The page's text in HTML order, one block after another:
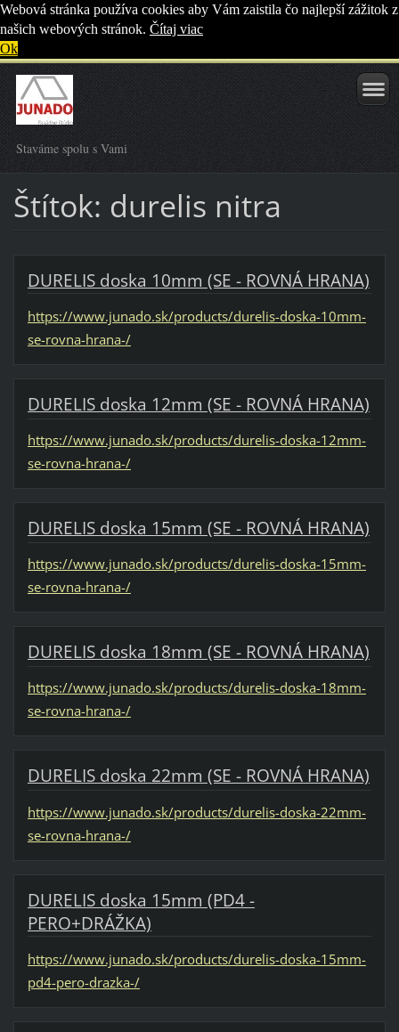
Webová stránka používa cookies aby Vám zaistila čo najlepší zážitok z
našich webových stránok. Čítaj viac
Ok
Staváme spolu s Vami
Štítok: durelis nitra
DURELIS doska 10mm (SE - ROVNÁ HRANA)
https://www.junado.sk/products/durelis-doska-10mm-
se-rovna-hrana-/
DURELIS doska 12mm (SE - ROVNÁ HRANA)
https://www.junado.sk/products/durelis-doska-12mm-
se-rovna-hrana-/
DURELIS doska 15mm (SE - ROVNÁ HRANA)
https://www.junado.sk/products/durelis-doska-15mm-
se-rovna-hrana-/
DURELIS doska 18mm (SE - ROVNÁ HRANA)
https://www.junado.sk/products/durelis-doska-18mm-
se-rovna-hrana-/
DURELIS doska 22mm (SE - ROVNÁ HRANA)
https://www.junado.sk/products/durelis-doska-22mm-
se-rovna-hrana-/
DURELIS doska 15mm (PD4 -
PERO+DRÁŽKA)
https://www.junado.sk/products/durelis-doska-15mm-
pd4-pero-drazka-/